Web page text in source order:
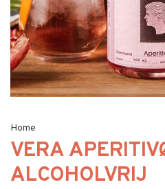
Home
VERA
ALCOHOLVRIJ